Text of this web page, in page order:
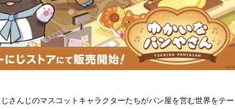
さんじのマスコットキャラクターたちがパン屋を営む世界をテー